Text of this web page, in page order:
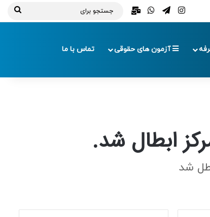
اینستاگرام
تلگرامواتس آپ
ایمیل
آزمون های حقوقی تماس با ما
ابطال شد.
شد